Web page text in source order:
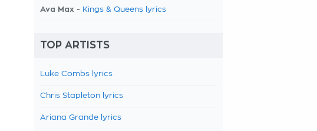
Ava Max - Kings & Queens lyrics
TOP ARTISTS
Luke Combs lyrics
Chris Stapleton lyrics
Ariana Grande lyrics